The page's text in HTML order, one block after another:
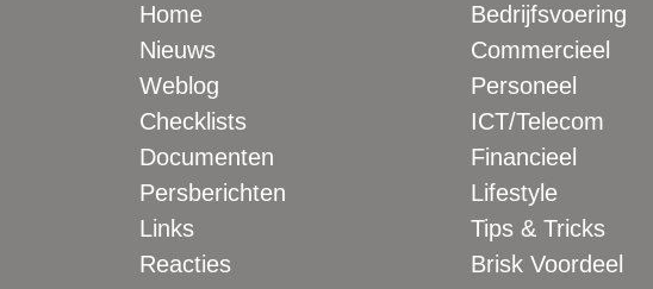
Home
Nieuws
Weblog
Checklists
Documenten
Persberichten
Links
Reacties
Bedrijfsvoering
Commercieel
Personeel
ICT/Telecom
Financieel
Lifestyle
Tips & Tricks
Brisk Voordeel